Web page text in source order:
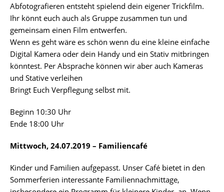
Abfotografieren entsteht spielend dein eigener Trickfilm.
Ihr könnt euch auch als Gruppe zusammen tun und
gemeinsam einen Film entwerfen.
Wenn es geht wäre es schön wenn du eine kleine einfache
Digital Kamera oder dein Handy und ein Stativ mitbringen
könntest. Per Absprache können wir aber auch Kameras
und Stative verleihen
Bringt Euch Verpflegung selbst mit.
Beginn 10:30 Uhr
Ende 18:00 Uhr
Mittwoch, 24.07.2019 – Familiencafé
Kinder und Familien aufgepasst. Unser Café bietet in den
Sommerferien interessante Familiennachmittage,